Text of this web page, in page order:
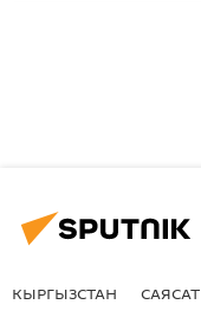
КЫРГЫЗСТАН САЯСАТ